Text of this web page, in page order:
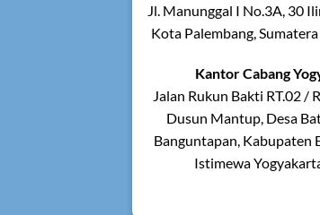
Jl. Manunggal I No.3A, 30
Kota Palembang,
Kantor Cabang
Jalan Rukun Bakti RT.02 /
Dusun Mantup, Desa
Banguntapan, Kabupaten
Istimewa